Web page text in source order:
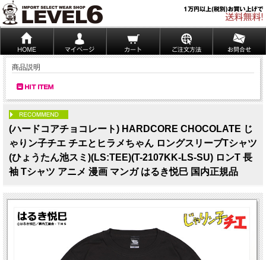
商品説明
(ハードコアチョコレート) HARDCORE CHOCOLATE じ
ゃりン子チエ チエとヒラメちゃん ロングスリーブTシャツ
(ひょうたん池スミ)(LS:TEE)(T-2107KK-LS-SU) ロンT 長
袖 Tシャツ アニメ 漫画 マンガ はるき悦巳 国内正規品